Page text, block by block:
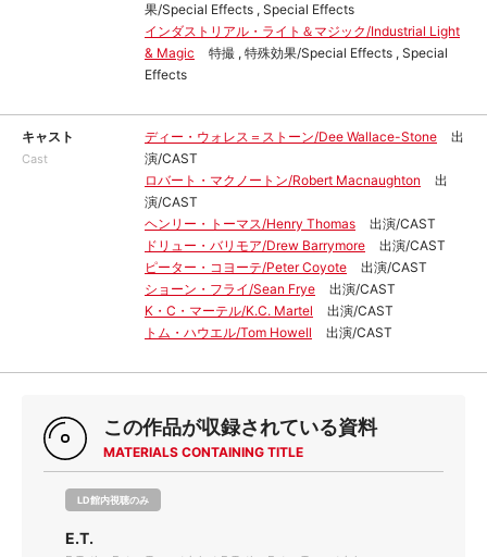
果/Special Effects , Special Effects
インダストリアル・ライト＆マジック/Industrial Light
& Magic
特撮 , 特殊効果/Special Effects , Special
Effects
キャスト
Cast
ディー・ウォレス＝ストーン/Dee Wallace-Stone
出
演/CAST
ロバート・マクノートン/Robert Macnaughton
出
演/CAST
ヘンリー・トーマス/Henry Thomas
出演/CAST
ドリュー・バリモア/Drew Barrymore
出演/CAST
ピーター・コヨーテ/Peter Coyote
出演/CAST
ショーン・フライ/Sean Frye
出演/CAST
K・C・マーテル/K.C. Martel
出演/CAST
トム・ハウエル/Tom Howell
出演/CAST
この作品が収録されている資料
MATERIALS CONTAINING TITLE
LD館内視聴のみ
E.T.